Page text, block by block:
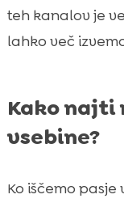
teh kanalov je
lahko več
Kako najti
vsebine?
Ko iščemo pasje